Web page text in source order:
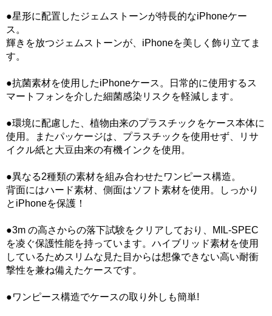
●星形に配置したジェムストーンが特長的なiPhoneケー
ス。
輝きを放つジェムストーンが、iPhoneを美しく飾り立てま
す。
●抗菌素材を使用したiPhoneケース。日常的に使用するス
マートフォンを介した細菌感染リスクを軽減します。
●環境に配慮した、植物由来のプラスチックをケース本体に
使用。またパッケージは、プラスチックを使用せず、リサ
イクル紙と大豆由来の有機インクを使用。
●異なる2種類の素材を組み合わせたワンピース構造。
背面にはハード素材、側面はソフト素材を使用。しっかり
とiPhoneを保護！
●3m の高さからの落下試験をクリアしており、MIL-SPEC
を凌ぐ保護性能を持っています。ハイブリッド素材を使用
しているためスリムな見た目からは想像できない高い耐衝
撃性を兼ね備えたケースです。
●ワンピース構造でケースの取り外しも簡単!